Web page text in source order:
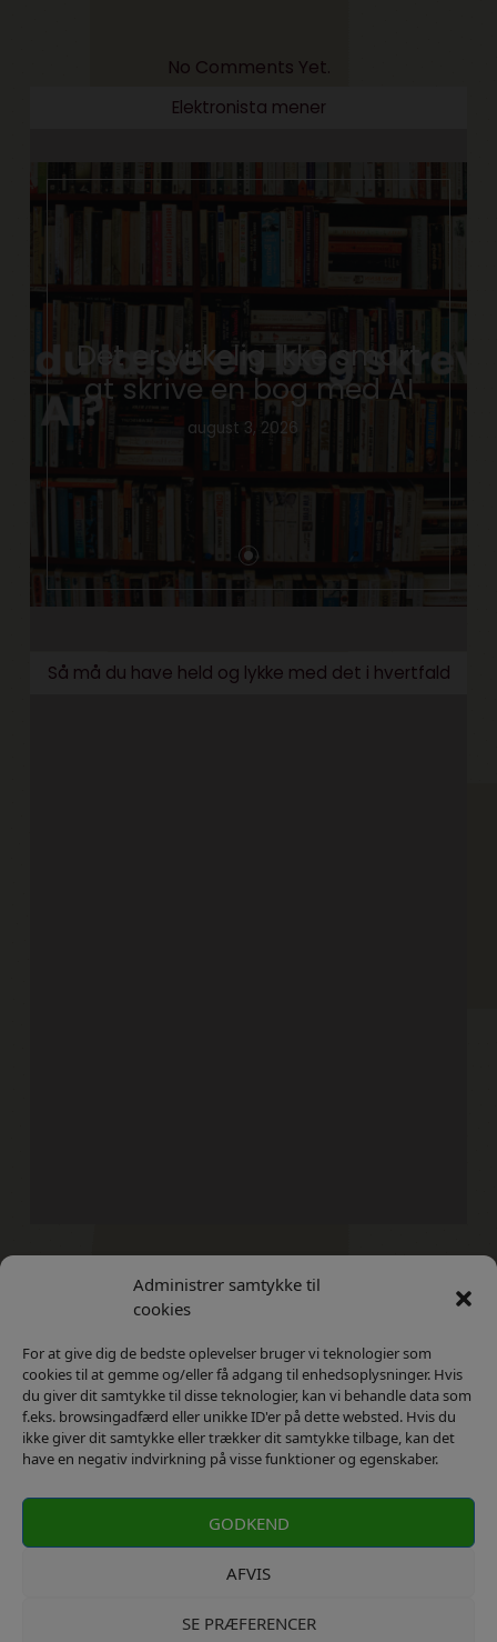
Administrer samtykke til
cookies
For at give dig de bedste oplevelser bruger vi teknologier som
cookies til at gemme og/eller få adgang til enhedsoplysninger. Hvis
du giver dit samtykke til disse teknologier, kan vi behandle data som
f.eks. browsingadfærd eller unikke ID'er på dette websted. Hvis du
ikke giver dit samtykke eller trækker dit samtykke tilbage, kan det
have en negativ indvirkning på visse funktioner og egenskaber.
GODKEND
AFVIS
SE PRÆFERENCER
No Comments Yet.
Elektronista mener
Det er virkelig ikke smart
at skrive en bog med AI
august 3, 2026
Så må du have held og lykke med det i hvertfald
Kontakt